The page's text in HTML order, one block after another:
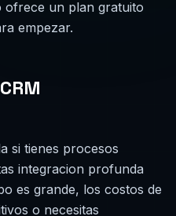
ofrece un plan gratuito
empezar.
si tienes procesos
integracion profunda
es grande, los costos de
o necesitas